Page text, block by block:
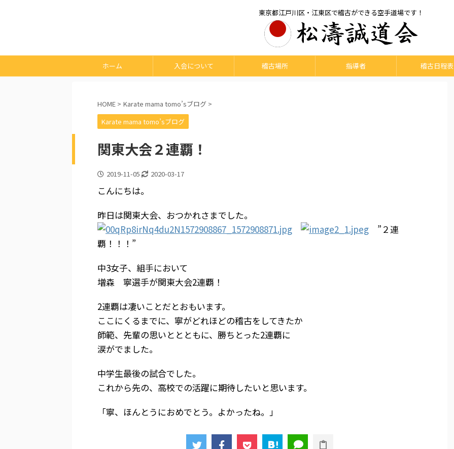
東京都江戸川区・江東区で稽古ができる空手道場です！
ホーム 入会について 稽古場所 指導者 稽古日程表
HOME > Karate mama tomo’sブログ >
Karate mama tomo’sブログ
関東大会２連覇！
2019-11-05 2020-03-17
こんにちは。
昨日は関東大会、おつかれさまでした。
”２連
覇！！！”
中3女子、組手において
増森 寧選手が関東大会2連覇！
2連覇は凄いことだとおもいます。
ここにくるまでに、寧がどれほどの稽古をしてきたか
師範、先輩の思いととともに、勝ちとった2連覇に
涙がでました。
中学生最後の試合でした。
これから先の、高校での活躍に期待したいと思います。
「寧、ほんとうにおめでとう。よかったね。」